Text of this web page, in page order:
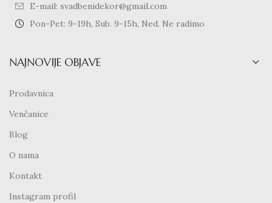
E-mail: svadbenidekor@gmail.com
Pon-Pet: 9-19h, Sub. 9-15h, Ned. Ne radimo
NAJNOVIJE OBJAVE
Prodavnica
Venčanice
Blog
O nama
Kontakt
Instagram profil